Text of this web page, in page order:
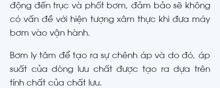
động đến trục và phốt bơm, đảm bảo sẽ không
có vấn đề với hiện tượng xâm thực khi đưa máy
bơm vào vận hành.
Bơm ly tâm để tạo ra sự chênh áp và do đó, áp
suất của dòng lưu chất được tạo ra dựa trên
tính chất của chất lưu.